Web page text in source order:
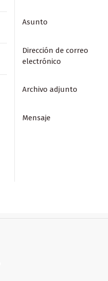
Asunto
Dirección de correo
electrónico
Archivo adjunto
Mensaje